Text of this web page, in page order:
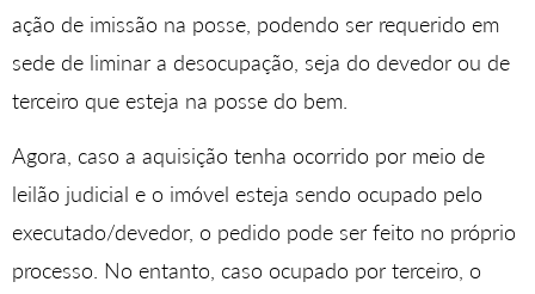
ação de imissão na posse, podendo ser requerido em
sede de liminar a desocupação, seja do devedor ou de
terceiro que esteja na posse do bem.
Agora, caso a aquisição tenha ocorrido por meio de
leilão judicial e o imóvel esteja sendo ocupado pelo
executado/devedor, o pedido pode ser feito no próprio
processo. No entanto, caso ocupado por terceiro, o